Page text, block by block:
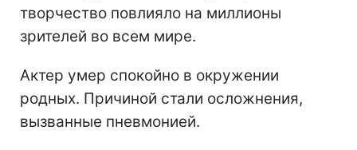
творчество повлияло на миллионы
зрителей во всем мире.
Актер умер спокойно в окружении
родных. Причиной стали осложнения,
вызванные пневмонией.